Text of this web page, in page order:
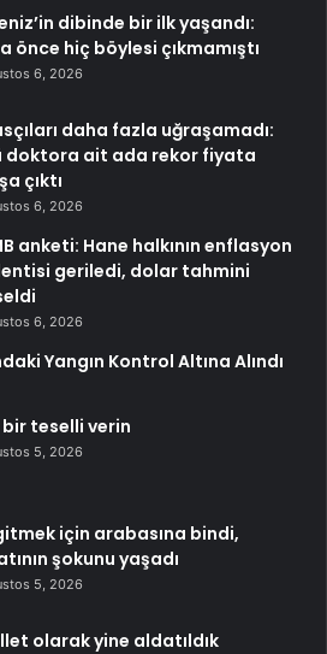
dibinde bir ilk yaşandı:
önce hiç böylesi çıkmamıştı
6, 2026
daha fazla uğraşamadı:
doktora ait ada rekor fiyata
çıktı
6, 2026
anketi: Hane halkının enflasyon
geriledi, dolar tahmini
6, 2026
Yangın Kontrol Altına Alındı
bir teselli verin
5, 2026
için arabasına bindi,
şokunu yaşadı
5, 2026
olarak yine aldatıldık